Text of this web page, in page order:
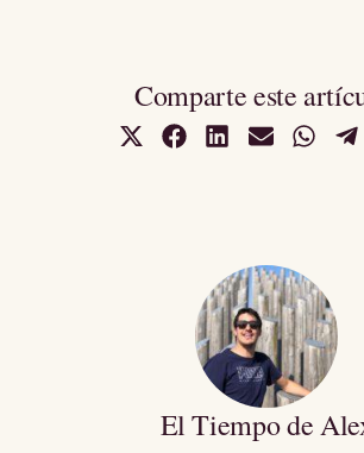
Comparte este
CompartirCompartirCompartirCompartir
El Tiempo de